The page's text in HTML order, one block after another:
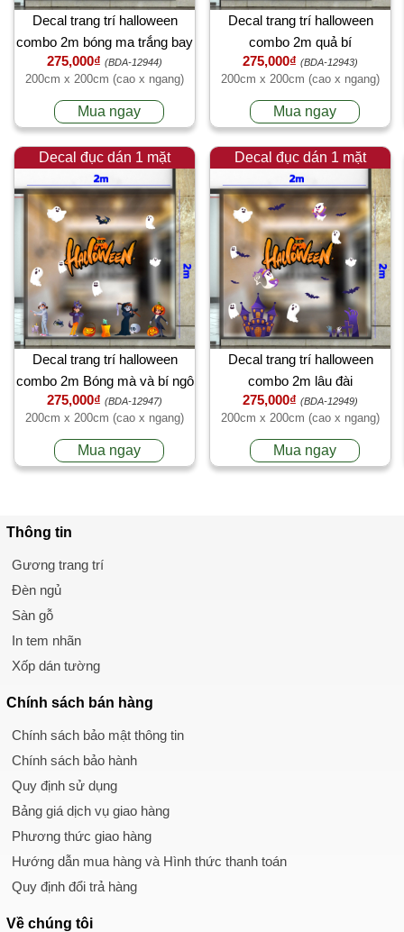
Decal trang trí halloween
combo 2m bóng ma trắng bay
275,000₫ (BDA-12944)
200cm x 200cm (cao x ngang)
Mua ngay
Decal trang trí halloween
combo 2m quả bí
275,000₫ (BDA-12943)
200cm x 200cm (cao x ngang)
Mua ngay
Decal đục dán 1 mặt
Decal trang trí halloween
combo 2m Bóng mà và bí ngô
275,000₫ (BDA-12947)
200cm x 200cm (cao x ngang)
Mua ngay
Decal đục dán 1 mặt
Decal trang trí halloween
combo 2m lâu đài
275,000₫ (BDA-12949)
200cm x 200cm (cao x ngang)
Mua ngay
Thông tin
Gương trang trí
Đèn ngủ
Sàn gỗ
In tem nhãn
Xốp dán tường
Chính sách bán hàng
Chính sách bảo mật thông tin
Chính sách bảo hành
Quy định sử dụng
Bảng giá dịch vụ giao hàng
Phương thức giao hàng
Hướng dẫn mua hàng và Hình thức thanh toán
Quy định đổi trả hàng
Về chúng tôi